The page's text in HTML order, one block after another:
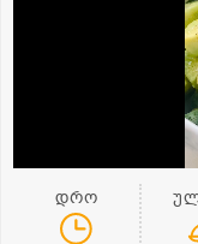
დრო